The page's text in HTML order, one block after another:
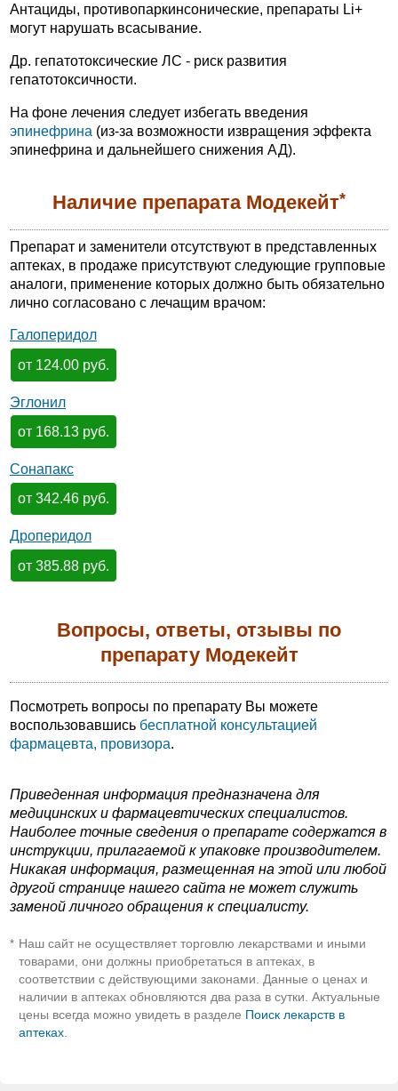
Антациды, противопаркинсонические, препараты Li+
могут нарушать всасывание.
Др. гепатотоксические ЛС - риск развития
гепатотоксичности.
На фоне лечения следует избегать введения
эпинефрина (из-за возможности извращения эффекта
эпинефрина и дальнейшего снижения АД).
Наличие препарата Модекейт*
Препарат и заменители отсутствуют в представленных
аптеках, в продаже присутствуют следующие групповые
аналоги, применение которых должно быть обязательно
лично согласовано с лечащим врачом:
Галоперидол
от 124.00 руб.
Эглонил
от 168.13 руб.
Сонапакс
от 342.46 руб.
Дроперидол
от 385.88 руб.
Вопросы, ответы, отзывы по
препарату Модекейт
Посмотреть вопросы по препарату Вы можете
воспользовавшись бесплатной консультацией
фармацевта, провизора.
Приведенная информация предназначена для
медицинских и фармацевтических специалистов.
Наиболее точные сведения о препарате содержатся в
инструкции, прилагаемой к упаковке производителем.
Никакая информация, размещенная на этой или любой
другой странице нашего сайта не может служить
заменой личного обращения к специалисту.
* Наш сайт не осуществляет торговлю лекарствами и иными
товарами, они должны приобретаться в аптеках, в
соответствии с действующими законами. Данные о ценах и
наличии в аптеках обновляются два раза в сутки. Актуальные
цены всегда можно увидеть в разделе Поиск лекарств в
аптеках